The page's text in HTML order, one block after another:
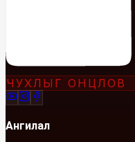
ЧУХЛЫГ ОНЦЛОВ
Ангилал